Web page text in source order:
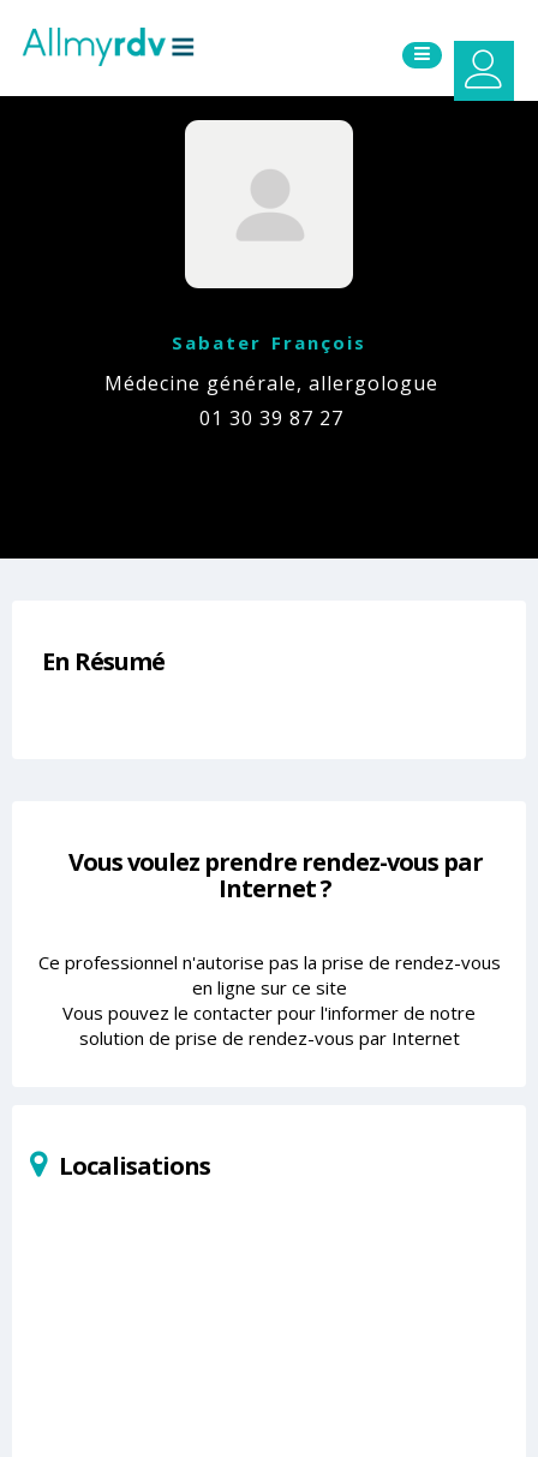
Sabater François
Médecine générale, allergologue
01 30 39 87 27
En Résumé
Vous voulez prendre rendez-vous par
Internet ?
Ce professionnel n'autorise pas la prise de rendez-vous
en ligne sur ce site
Vous pouvez le contacter pour l'informer de notre
solution de prise de rendez-vous par Internet
Localisations